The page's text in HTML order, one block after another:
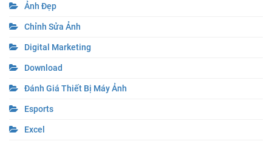
Ảnh Đẹp
Chỉnh Sửa Ảnh
Digital Marketing
Download
Đánh Giá Thiết Bị Máy Ảnh
Esports
Excel